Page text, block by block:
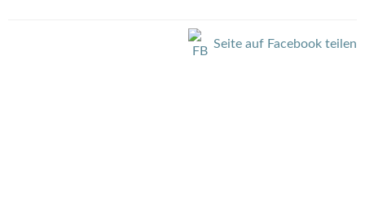
Seite auf Facebook teilen